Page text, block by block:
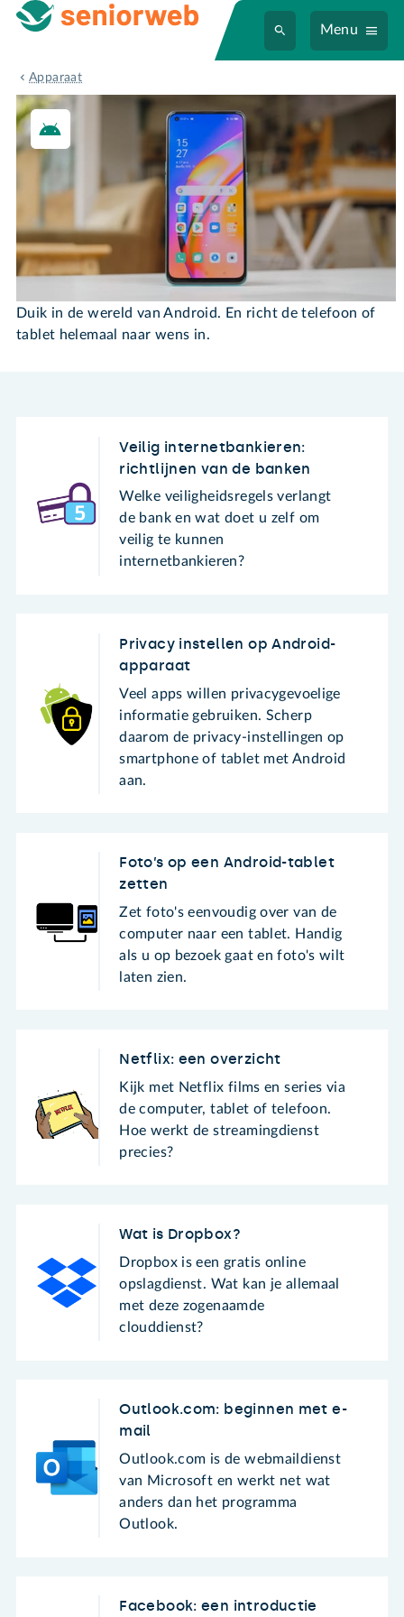
Menu
Apparaat
Android-toestel
Android-toestel
Duik in de wereld van Android. En richt de telefoon of
tablet helemaal naar wens in.
Veilig internetbankieren:
richtlijnen van de banken
Welke veiligheidsregels verlangt
de bank en wat doet u zelf om
veilig te kunnen
internetbankieren?
Privacy instellen op Android-
apparaat
Veel apps willen privacygevoelige
informatie gebruiken. Scherp
daarom de privacy-instellingen op
smartphone of tablet met Android
aan.
Foto’s op een Android-tablet
zetten
Zet foto's eenvoudig over van de
computer naar een tablet. Handig
als u op bezoek gaat en foto's wilt
laten zien.
Netflix: een overzicht
Kijk met Netflix films en series via
de computer, tablet of telefoon.
Hoe werkt de streamingdienst
precies?
Wat is Dropbox?
Dropbox is een gratis online
opslagdienst. Wat kan je allemaal
met deze zogenaamde
clouddienst?
Outlook.com: beginnen met e-
mail
Outlook.com is de webmaildienst
van Microsoft en werkt net wat
anders dan het programma
Outlook.
Facebook: een introductie